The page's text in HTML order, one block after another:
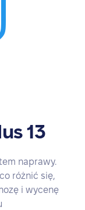
13
naprawy.
różnić się,
i wycenę